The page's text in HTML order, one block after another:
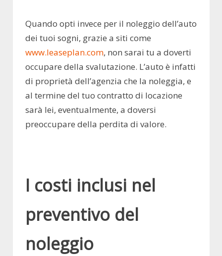
Quando opti invece per il noleggio dell’auto
dei tuoi sogni, grazie a siti come
www.leaseplan.com, non sarai tu a doverti
occupare della svalutazione. L’auto è infatti
di proprietà dell’agenzia che la noleggia, e
al termine del tuo contratto di locazione
sarà lei, eventualmente, a doversi
preoccupare della perdita di valore.
I costi inclusi nel
preventivo del
noleggio